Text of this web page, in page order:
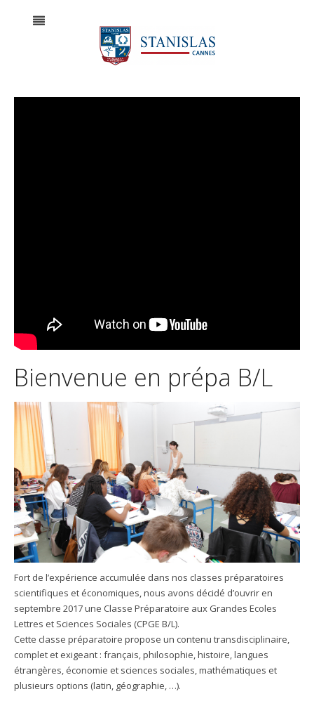
Bienvenue en prépa B/L
Fort de l’expérience accumulée dans nos classes préparatoires
scientifiques et économiques, nous avons décidé d’ouvrir en
septembre 2017 une Classe Préparatoire aux Grandes Ecoles
Lettres et Sciences Sociales (CPGE B/L).
Cette classe préparatoire propose un contenu transdisciplinaire,
complet et exigeant : français, philosophie, histoire, langues
étrangères, économie et sciences sociales, mathématiques et
plusieurs options (latin, géographie, …).